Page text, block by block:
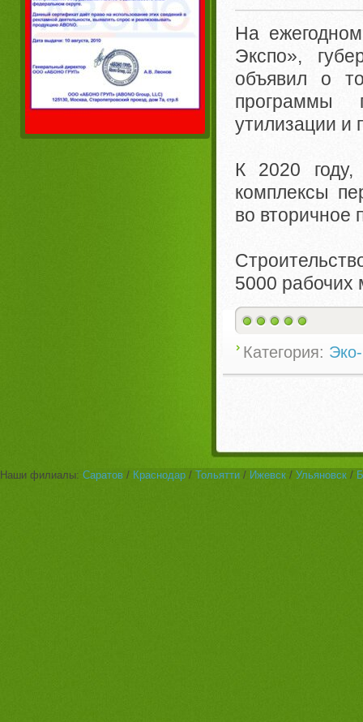
На
Экспо»,
объявил о
программы
утилизации и
К 2020 году,
комплексы
во вторичное
5000 рабочих
Категория:
Наши филиалы: Саратов / Краснодар / Тольятти / Ижевск / Ульяновск /